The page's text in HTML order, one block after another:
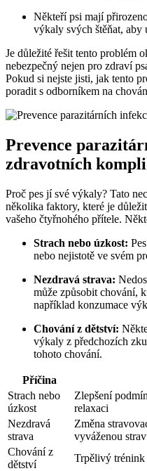
Někteří psi mají
výkaly svých štěňat, aby
Je důležité řešit tento problém
nebezpečný nejen pro zdraví
Pokud si nejste jisti, jak tento
poradit s odborníkem na
Prevence
zdravotních
Proč pes jí své výkaly? Tato
několika faktory, které je
vašeho čtyřnohého přítele.
Strach nebo úzkost:
nebo nejistotě ve svém
Nezdravá strava:
může způsobit chování,
například konzumace
Chování z dětství:
výkaly z předchozích
tohoto chování.
Příčina
Strach nebo
úzkost
Zlepšení
relaxaci
Nezdravá
strava
Změna
vyváženou
Chování z
dětství
Trpělivý